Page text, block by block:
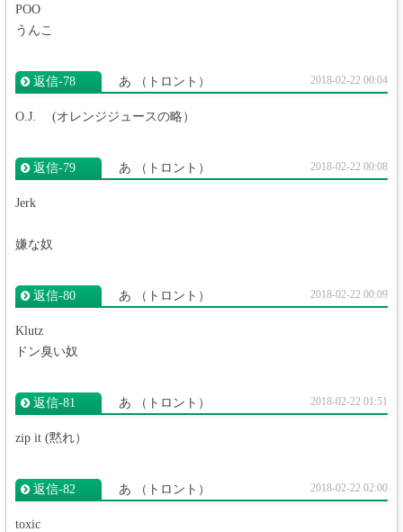
POO
うんこ
返信‐78 あ （トロント） 2018-02-22 00:04
O.J. (オレンジジュースの略）
返信‐79 あ （トロント） 2018-02-22 00:08
Jerk
嫌な奴
返信‐80 あ （トロント） 2018-02-22 00:09
Klutz
ドン臭い奴
返信‐81 あ （トロント） 2018-02-22 01:51
zip it (黙れ）
返信‐82 あ （トロント） 2018-02-22 02:00
toxic